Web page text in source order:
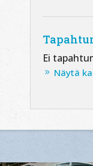
Ei
Näytä